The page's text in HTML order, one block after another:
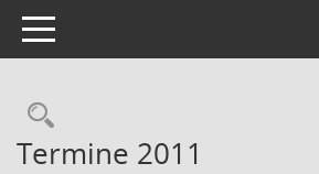
Toggle navigation
Rechercheauswahl
Termine 2011